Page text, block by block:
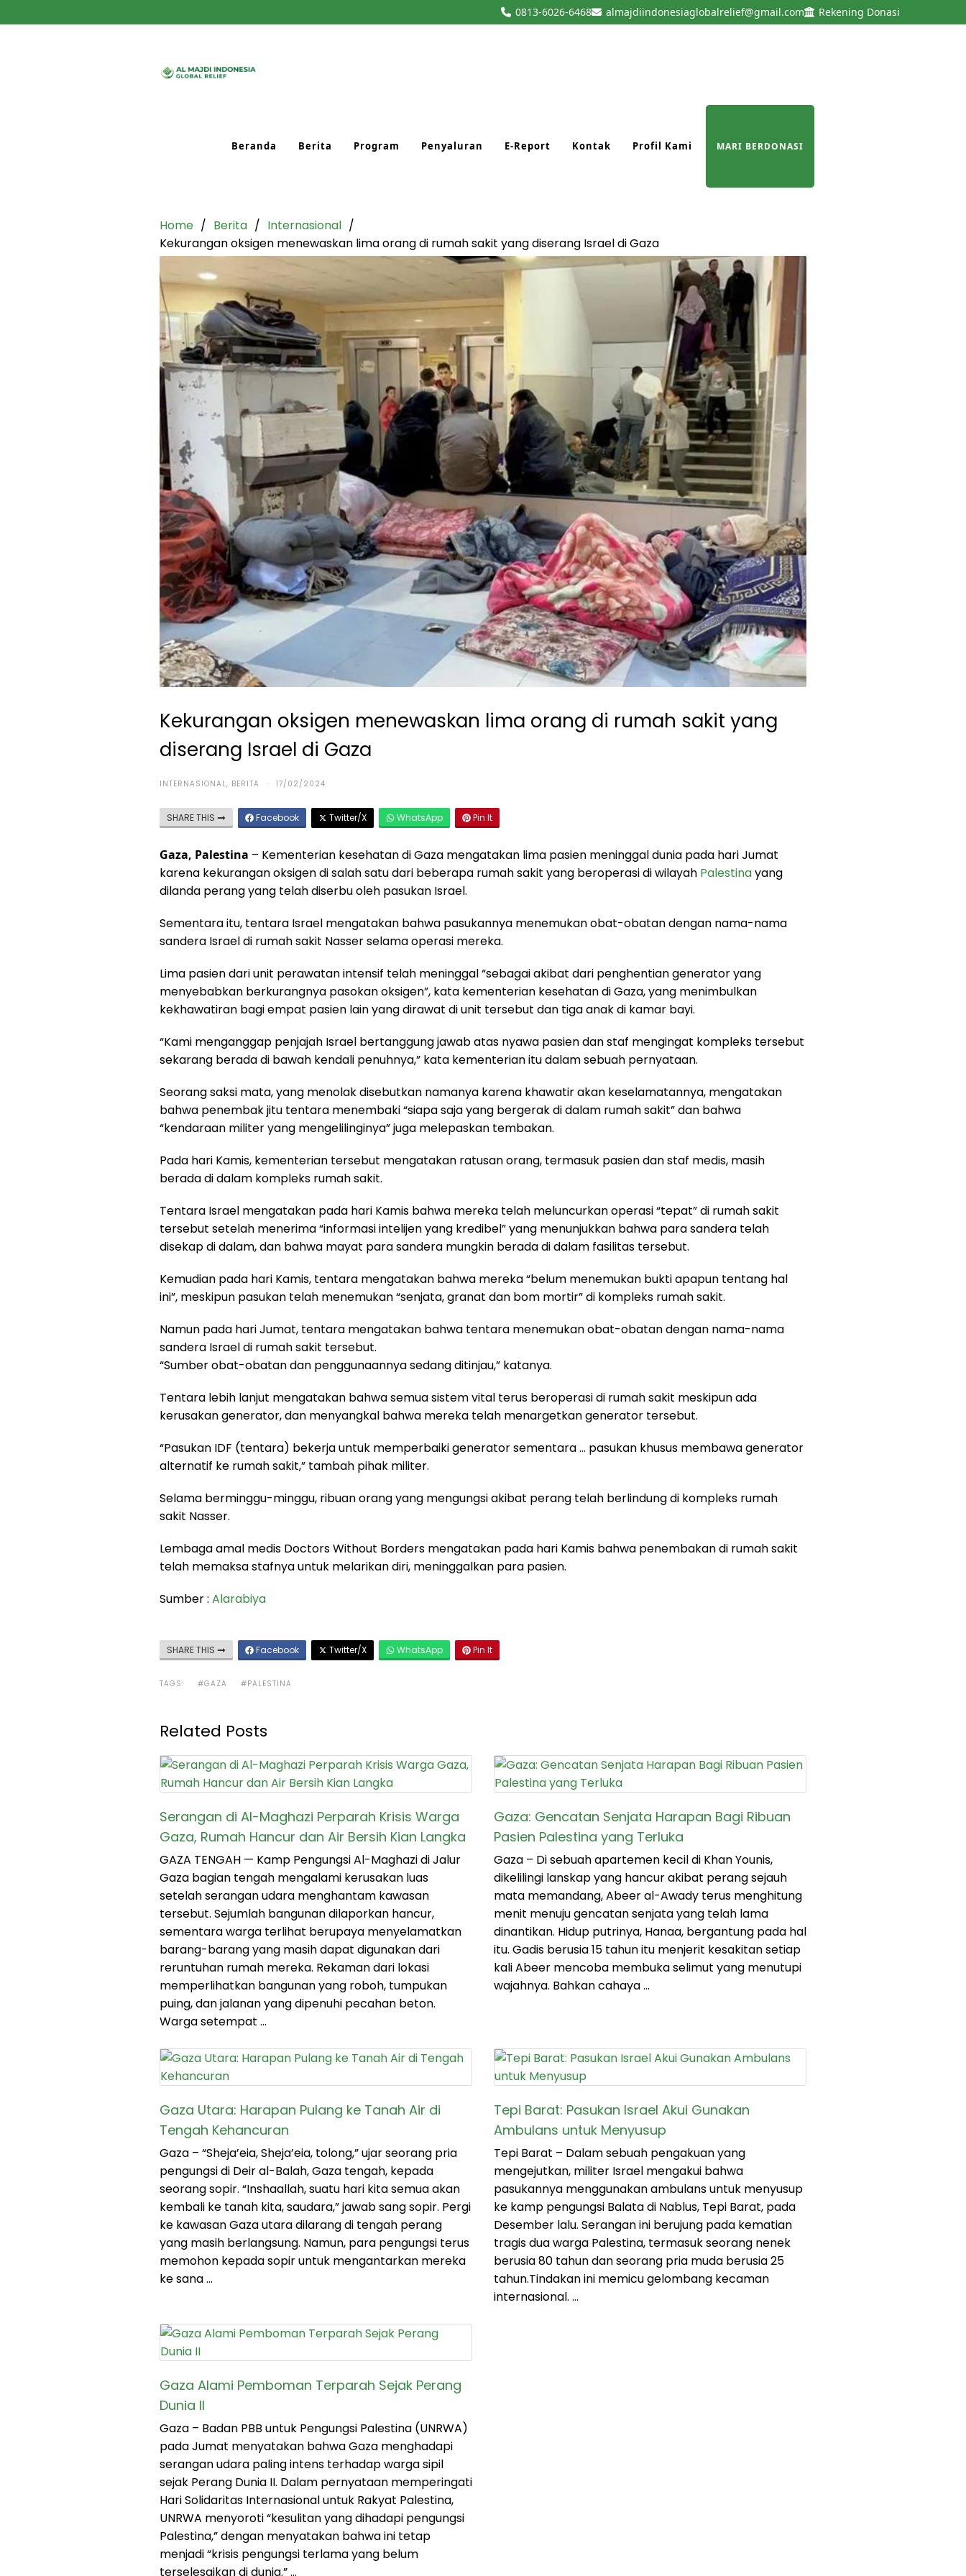
0813-6026-6468 almajdiindonesiaglobalrelief@gmail.com Rekening Donasi
Beranda Berita Program Penyaluran E-Report Kontak Profil Kami MARI BERDONASI
Home Berita
Internasional
Kekurangan oksigen menewaskan lima orang di rumah sakit yang diserang Israel di Gaza
Kekurangan oksigen menewaskan lima orang di rumah sakit yang
diserang Israel di Gaza
INTERNASIONAL, BERITA · 17/02/2024
SHARE THIS Facebook Twitter/X WhatsApp Pin It
Gaza, Palestina – Kementerian kesehatan di Gaza mengatakan lima pasien meninggal dunia pada hari Jumat
karena kekurangan oksigen di salah satu dari beberapa rumah sakit yang beroperasi di wilayah Palestinayang
dilanda perang yang telah diserbu oleh pasukan Israel.
Sementara itu, tentara Israel mengatakan bahwa pasukannya menemukan obat-obatan dengan nama-nama
sandera Israel di rumah sakit Nasser selama operasi mereka.
Lima pasien dari unit perawatan intensif telah meninggal “sebagai akibat dari penghentian generator yang
menyebabkan berkurangnya pasokan oksigen”, kata kementerian kesehatan di Gaza, yang menimbulkan
kekhawatiran bagi empat pasien lain yang dirawat di unit tersebut dan tiga anak di kamar bayi.
“Kami menganggap penjajah Israel bertanggung jawab atas nyawa pasien dan staf mengingat kompleks tersebut
sekarang berada di bawah kendali penuhnya,” kata kementerian itu dalam sebuah pernyataan.
Seorang saksi mata, yang menolak disebutkan namanya karena khawatir akan keselamatannya, mengatakan
bahwa penembak jitu tentara menembaki “siapa saja yang bergerak di dalam rumah sakit” dan bahwa
“kendaraan militer yang mengelilinginya” juga melepaskan tembakan.
Pada hari Kamis, kementerian tersebut mengatakan ratusan orang, termasuk pasien dan staf medis, masih
berada di dalam kompleks rumah sakit.
Tentara Israel mengatakan pada hari Kamis bahwa mereka telah meluncurkan operasi “tepat” di rumah sakit
tersebut setelah menerima “informasi intelijen yang kredibel” yang menunjukkan bahwa para sandera telah
disekap di dalam, dan bahwa mayat para sandera mungkin berada di dalam fasilitas tersebut.
Kemudian pada hari Kamis, tentara mengatakan bahwa mereka “belum menemukan bukti apapun tentang hal
ini”, meskipun pasukan telah menemukan “senjata, granat dan bom mortir” di kompleks rumah sakit.
Namun pada hari Jumat, tentara mengatakan bahwa tentara menemukan obat-obatan dengan nama-nama
sandera Israel di rumah sakit tersebut.
“Sumber obat-obatan dan penggunaannya sedang ditinjau,” katanya.
Tentara lebih lanjut mengatakan bahwa semua sistem vital terus beroperasi di rumah sakit meskipun ada
kerusakan generator, dan menyangkal bahwa mereka telah menargetkan generator tersebut.
“Pasukan IDF (tentara) bekerja untuk memperbaiki generator sementara … pasukan khusus membawa generator
alternatif ke rumah sakit,” tambah pihak militer.
Selama berminggu-minggu, ribuan orang yang mengungsi akibat perang telah berlindung di kompleks rumah
sakit Nasser.
Lembaga amal medis Doctors Without Borders mengatakan pada hari Kamis bahwa penembakan di rumah sakit
telah memaksa stafnya untuk melarikan diri, meninggalkan para pasien.
Sumber : Alarabiya
SHARE THIS Facebook Twitter/X WhatsApp Pin It
TAGS: #GAZA #PALESTINA
Related Posts
Serangan di Al-Maghazi Perparah Krisis Warga
Gaza, Rumah Hancur dan Air Bersih Kian Langka
GAZA TENGAH — Kamp Pengungsi Al-Maghazi di Jalur
Gaza bagian tengah mengalami kerusakan luas
setelah serangan udara menghantam kawasan
tersebut. Sejumlah bangunan dilaporkan hancur,
sementara warga terlihat berupaya menyelamatkan
barang-barang yang masih dapat digunakan dari
reruntuhan rumah mereka. Rekaman dari lokasi
memperlihatkan bangunan yang roboh, tumpukan
puing, dan jalanan yang dipenuhi pecahan beton.
Warga setempat …
Gaza: Gencatan Senjata Harapan Bagi Ribuan
Pasien Palestina yang Terluka
Gaza – Di sebuah apartemen kecil di Khan Younis,
dikelilingi lanskap yang hancur akibat perang sejauh
mata memandang, Abeer al-Awady terus menghitung
menit menuju gencatan senjata yang telah lama
dinantikan. Hidup putrinya, Hanaa, bergantung pada hal
itu. Gadis berusia 15 tahun itu menjerit kesakitan setiap
kali Abeer mencoba membuka selimut yang menutupi
wajahnya. Bahkan cahaya …
Gaza Utara: Harapan Pulang ke Tanah Air di
Tengah Kehancuran
Gaza – “Sheja’eia, Sheja’eia, tolong,” ujar seorang pria
pengungsi di Deir al-Balah, Gaza tengah, kepada
seorang sopir. “Inshaallah, suatu hari kita semua akan
kembali ke tanah kita, saudara,” jawab sang sopir. Pergi
ke kawasan Gaza utara dilarang di tengah perang
yang masih berlangsung. Namun, para pengungsi terus
memohon kepada sopir untuk mengantarkan mereka
ke sana …
Tepi Barat: Pasukan Israel Akui Gunakan
Ambulans untuk Menyusup
Tepi Barat – Dalam sebuah pengakuan yang
mengejutkan, militer Israel mengakui bahwa
pasukannya menggunakan ambulans untuk menyusup
ke kamp pengungsi Balata di Nablus, Tepi Barat, pada
Desember lalu. Serangan ini berujung pada kematian
tragis dua warga Palestina, termasuk seorang nenek
berusia 80 tahun dan seorang pria muda berusia 25
tahun.Tindakan ini memicu gelombang kecaman
internasional. …
Gaza Alami Pemboman Terparah Sejak Perang
Dunia II
Gaza – Badan PBB untuk Pengungsi Palestina (UNRWA)
pada Jumat menyatakan bahwa Gaza menghadapi
serangan udara paling intens terhadap warga sipil
sejak Perang Dunia II. Dalam pernyataan memperingati
Hari Solidaritas Internasional untuk Rakyat Palestina,
UNRWA menyoroti “kesulitan yang dihadapi pengungsi
Palestina,” dengan menyatakan bahwa ini tetap
menjadi “krisis pengungsi terlama yang belum
terselesaikan di dunia.” …